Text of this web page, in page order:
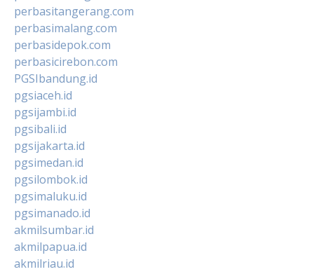
perbasitangerang.com
perbasimalang.com
perbasidepok.com
perbasicirebon.com
PGSIbandung.id
pgsiaceh.id
pgsijambi.id
pgsibali.id
pgsijakarta.id
pgsimedan.id
pgsilombok.id
pgsimaluku.id
pgsimanado.id
akmilsumbar.id
akmilpapua.id
akmilriau.id